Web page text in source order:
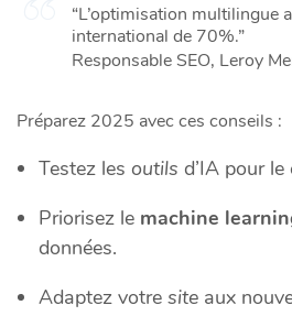
“L’optimisation multilingue
international de 70%.”
Responsable SEO, Leroy
Préparez 2025 avec ces conseils :
Testez les outils d’IA pour
Priorisez le machine
données.
Adaptez votre site aux